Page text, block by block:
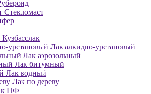
Стекломаст
Кузбасслак
Лак алкидно-уретановый
Лак аэрозольный
Лак битумный
Лак водный
Лак по дереву
ПФ